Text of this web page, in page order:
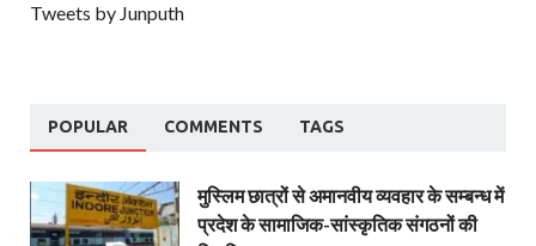
Tweets by Junputh
POPULAR COMMENTS TAGS
मुस्लिम छात्रों से अमानवीय व्यवहार के सम्बन्ध में
प्रदेश के सामाजिक-सांस्कृतिक संगठनों की